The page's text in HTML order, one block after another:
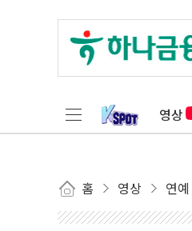
영상
홈 영상 연예